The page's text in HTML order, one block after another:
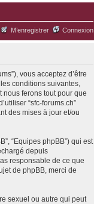
M’enregistrer Connexion
vous acceptez d’être
conditions suivantes,
nous ferons tout pour que
“sfc-forums.ch”
des mises à jour et/ou
“Equipes phpBB”) qui est
depuis
responsable de ce que
de phpBB, merci de
sexuel ou autre qui peut